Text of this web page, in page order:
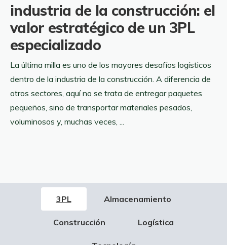
industria de la construcción: el
valor estratégico de un 3PL
especializado
La última milla es uno de los mayores desafíos logísticos
dentro de la industria de la construcción. A diferencia de
otros sectores, aquí no se trata de entregar paquetes
pequeños, sino de transportar materiales pesados,
voluminosos y, muchas veces, ...
3PL Almacenamiento
Construcción Logística